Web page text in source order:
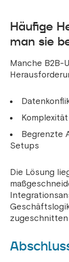
Häufige
man sie
Manche B2B-
Begrenzte
Setups
Die Lösung